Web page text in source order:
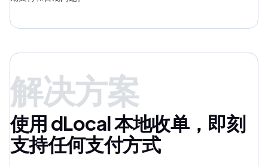
解决方案
使用 dLocal 本地收单，即刻
支持任何支付方式